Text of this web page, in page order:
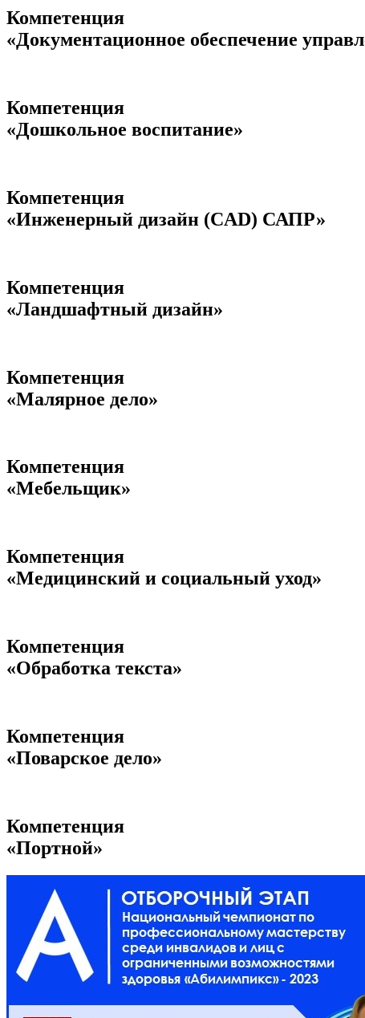
Компетенция
«Документационное обеспечение
Компетенция
«Дошкольное воспитание»
Компетенция
«Инженерный дизайн (CAD) САПР»
Компетенция
«Ландшафтный дизайн»
Компетенция
«Малярное дело»
Компетенция
«Мебельщик»
Компетенция
«Медицинский и социальный уход»
Компетенция
«Обработка текста»
Компетенция
«Поварское дело»
Компетенция
«Портной»